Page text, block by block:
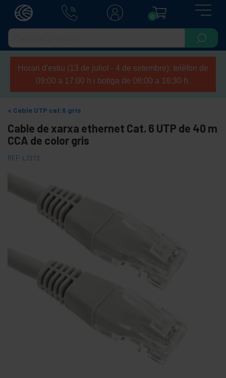
0
Horari d'estiu (13 de juliol - 4 de setembre): telèfon de
09:00 a 17:00 h i botiga de 08:00 a 16:30 h.
Cable UTP cat.6 gris
Cable de xarxa ethernet Cat. 6 UTP de 40 m
CCA de color gris
REF: LJ272